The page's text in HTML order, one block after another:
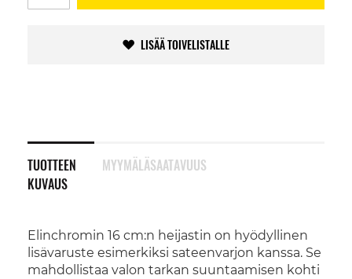
LISÄÄ TOIVELISTALLE
TUOTTEEN
KUVAUS
Elinchromin 16 cm:n heijastin on hyödyllinen
lisävaruste esimerkiksi sateenvarjon kanssa. Se
mahdollistaa valon tarkan suuntaamisen kohti
MYYMÄLÄSAATAVUUS